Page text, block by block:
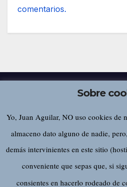
comentarios.
Juan
Funciona gracias a WordPress|
Sobre
Yo, Juan Aguilar, NO uso cookies de
almaceno dato alguno de nadie,
demás intervinientes en este sitio
conveniente que sepas que, si
consientes en hacerlo rodeado de